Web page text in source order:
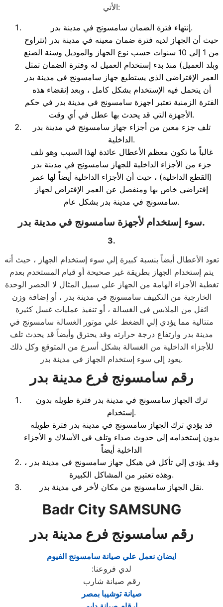
الأتي:
إنتهاء فترة الضمان سامسونج في مدينة بدر.
حيث أن الجهاز لديه فترة ضمان معينه في مدينة بدر (تتراوح
من 1 إلي 10 سنوات حسب نوع الجهاز والموديل وسنة الصنع
وبلد العميل) منذ بدء إستخدام العميل له وفترة الضمان تمثل
العمر الإفتراضي الذي يستطيع جهاز سامسونج في مدينة بدر
أن يتحمل فيه الإستخدام بشكل كامل ، وبعد إنقضاء هذه
الفترة الزمنية تعتبر اجهزة سامسونج في مدينة بدر في حكم
الأجهزة التي قد يحدث بها عطل في أي وقت.
تلف جزء معين من أجزاء جهاز سامسونج في مدينة بدر
الداخلية.
غالباً ما تكون معظم الأعطال عائدة لهذا السبب وهو تلف
جزء من الأجزاء الداخلية للجهاز سامسونج في مدينة بدر
(القطع الداخلية) ، حيث أن الأجزاء الداخلية أيضاً لها عمر
إفتراضي خاص بها ومنفصل عن العمر الإفتراض لجهاز
سامسونج في مدينة بدر بشكل عام.
سوء إستخدام لأجهزة سامسونج في مدينة بدر.
3.
تعود الأعطال أيضاً بنسبة كبيرة إلي سوء إستخدام الجهاز ، حيث أنه
يتم إستخدام الجهاز بطريقة غير صحيحة أو قيام المستخدم بعدم
تغطية الأجزاء الهامة من الجهاز علي سبيل المثال لا الحصر الوحدة
الخارجية من التكييف سامسونج في مدينة بدر ، أو إضافة وزن
اثقل من الملابس في الغسالة ، أو تنفيذ عمليات غسل كثيرة
متتالية مما يؤدي إلي الضغط علي موتور الغسالة سامسونج في
مدينة بدر وارتفاع درجة حرارته وقد يحترق وأيضاً قد يحدث تلف
للأجزاء الداخلية من الغسالة بشكل أسرع من المتوقع وكل ذلك
يعود إلي سوء إستخدام الجهاز في مدينة بدر.
رقم سامسونج فرع مدينة بدر
ترك الجهاز سامسونج في مدينة بدر فترة طويله بدون
إستخدام.
قد يؤدي ترك الجهاز سامسونج في مدينة بدر فترة طويله
بدون إستخدامه إلي حدوث صداء وتلف في الأسلاك و الأجزاء
الداخلية أيضاً
، وقد يؤدي إلي تأكل في هيكل جهاز سامسونج في مدينة بدر
وهذه تعتبر من المشاكل الكبيرة.
نقل الجهاز سامسونج من مكان لأخر في مدينة بدر.
Badr City SAMSUNG
رقم سامسونج فرع مدينة بدر
ايضان نعمل علي صيانة سامسونج الفيوم
لدي فروعنا:
رقم صيانة شارب
صيانة توشيبا بمصر